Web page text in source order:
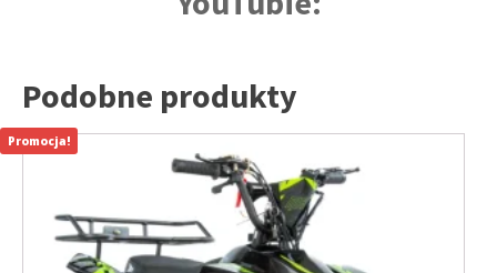
Podobne produkty
Promocja!